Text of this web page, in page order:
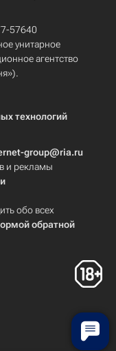
57640
унитарное
агентство
технологий
group@ria.ru
и рекламы
обо всех
обратной